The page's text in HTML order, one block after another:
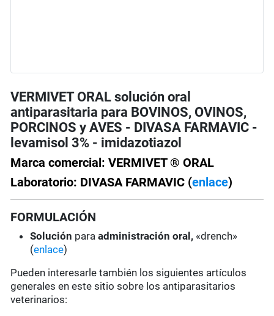
VERMIVET ORAL solución oral
antiparasitaria para BOVINOS, OVINOS,
PORCINOS y AVES - DIVASA FARMAVIC -
levamisol 3% - imidazotiazol
Marca comercial: VERMIVET ® ORAL
Laboratorio: DIVASA FARMAVIC (enlace)
FORMULACIÓN
Solución paraadministración oral, «drench»
(enlace)
Pueden interesarle también los siguientes artículos
generales en este sitio sobre los antiparasitarios
veterinarios: